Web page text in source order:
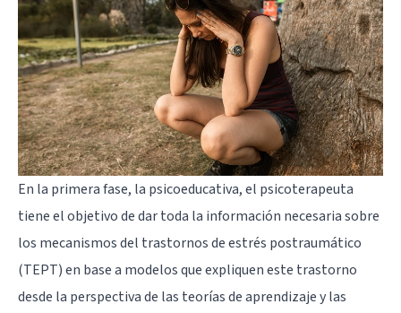
En la primera fase, la psicoeducativa, el psicoterapeuta
tiene el objetivo de dar toda la información necesaria sobre
los mecanismos del trastornos de estrés postraumático
(TEPT) en base a modelos que expliquen este trastorno
desde la perspectiva de las teorías de aprendizaje y las